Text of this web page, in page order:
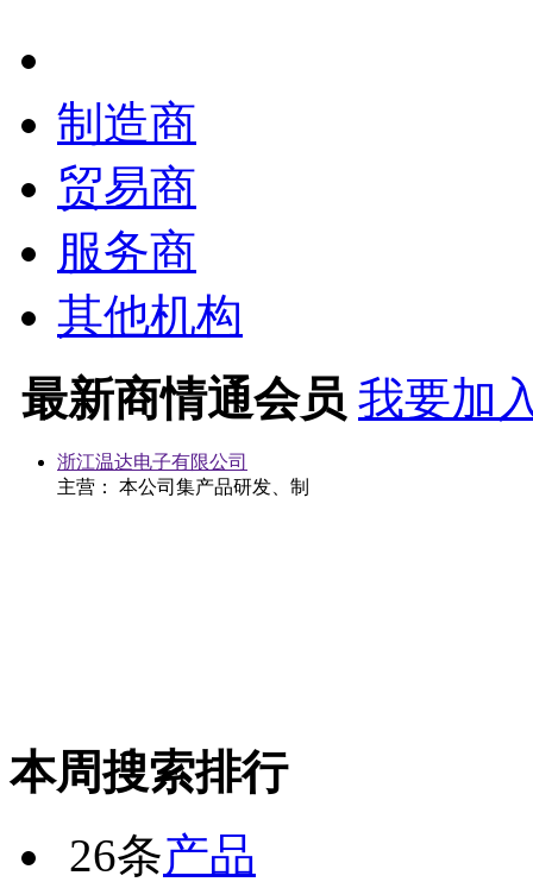
制造商
贸易商
服务商
其他机构
最新商情通会员 我要加
浙江温达电子有限公司
主营： 本公司集产品研发、制
本周搜索排行
26条产品